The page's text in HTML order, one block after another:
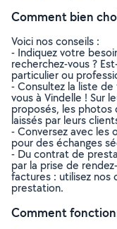
Comment bien
Voici nos conseils :
- Indiquez votre
recherchez-vous ?
particulier ou
- Consultez la liste
vous à Vindelle ! Sur
proposés, les photos
laissés par leurs
- Conversez avec les
pour des échanges
- Du contrat de
par la prise de
factures : utilisez
prestation.
Comment